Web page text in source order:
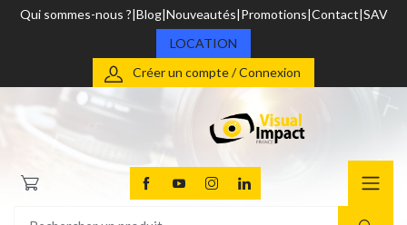
Qui sommes-nous ? Blog Nouveautés Promotions Contact SAV
LOCATION
Créer un compte / Connexion